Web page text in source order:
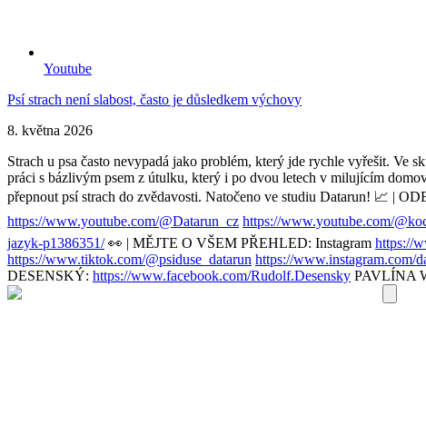
Youtube
Psí strach není slabost, často je důsledkem výchovy
8. května 2026
Strach u psa často nevypadá jako problém, který jde rychle vyřešit. Ve
práci s bázlivým psem z útulku, který i po dvou letech v milujícím
přepnout psí strach do zvědavosti. Natočeno ve studiu Datarun! 📈 |
https://www.youtube.com/@Datarun_cz https://www.youtube.com/
jazyk-p1386351/👀 | MĚJTE O VŠEM PŘEHLED: Instagram https://
https://www.tiktok.com/@psiduse_datarun https://www.instagram.com/
DESENSKÝ: https://www.facebook.com/Rudolf.Desensky PAVLÍNA